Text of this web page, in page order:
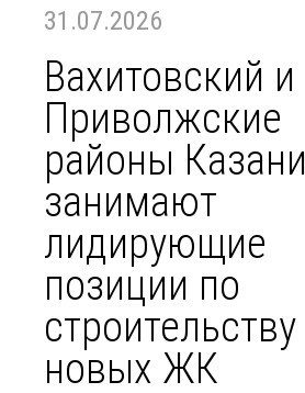
31.07.2026
Вахитовский и
Приволжские
районы Казани
занимают
лидирующие
позиции по
строительству
новых ЖК